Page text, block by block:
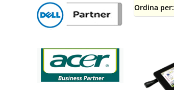
Ordina per: